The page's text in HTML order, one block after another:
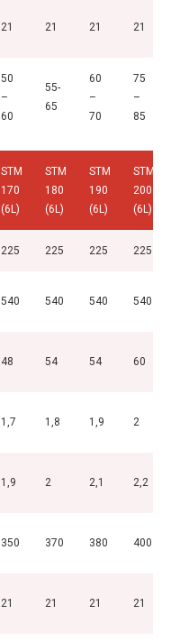
21 21 21 21
50
–
60
55-
65
60
–
70
75
–
85
STM
170
(6L)
STM
180
(6L)
STM
190
(6L)
STM
200
(6L)
225 225 225 225
540 540 540 540
48 54 54 60
1,7 1,8 1,9 2
1,9 2 2,1 2,2
350 370 380 400
21 21 21 21